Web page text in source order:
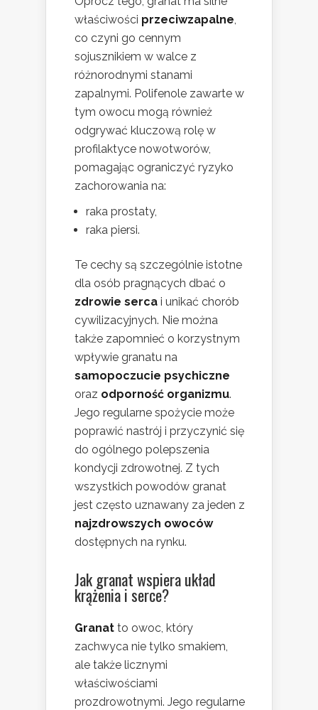
właściwości przeciwzapalne,
co czyni go cennym
sojusznikiem w walce z
różnorodnymi stanami
zapalnymi. Polifenole zawarte w
tym owocu mogą również
odgrywać kluczową rolę w
profilaktyce nowotworów,
pomagając ograniczyć ryzyko
zachorowania na:
raka prostaty,
raka piersi.
Te cechy są szczególnie istotne
dla osób pragnących dbać o
zdrowie serca i unikać chorób
cywilizacyjnych. Nie można
także zapomnieć o korzystnym
wpływie granatu na
samopoczucie psychiczne
oraz odporność organizmu.
Jego regularne spożycie może
poprawić nastrój i przyczynić się
do ogólnego polepszenia
kondycji zdrowotnej. Z tych
wszystkich powodów granat
jest często uznawany za jeden z
najzdrowszych owoców
dostępnych na rynku.
Jak granat wspiera układ
krążenia i serce?
Granat to owoc, który
zachwyca nie tylko smakiem,
ale także licznymi
właściwościami
prozdrowotnymi. Jego regularne